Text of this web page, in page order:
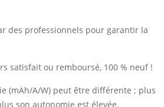
des professionnels pour garantir la
satisfait ou remboursé, 100 % neuf !
(mAh/A/W) peut être différente ; plus
son autonomie est élevée.